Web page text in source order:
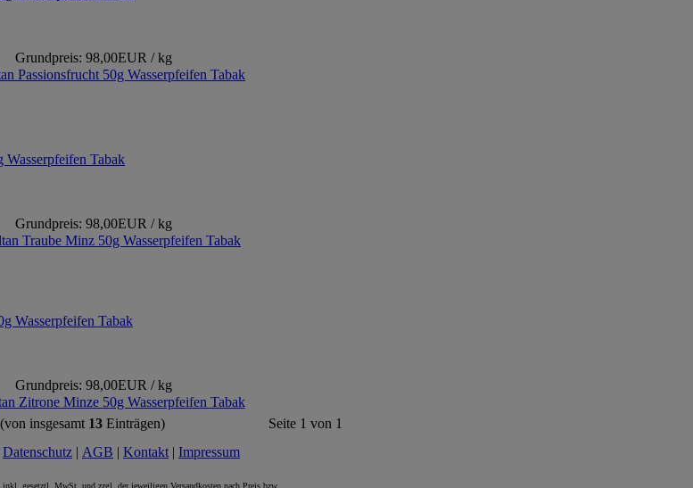
Grundpreis: 98,00EUR / kg
Tabak
Grundpreis: 98,00EUR / kg
Wasserpfeifen Tabak
Grundpreis: 98,00EUR / kg
(von insgesamt 13 Einträgen)
Seite 1 von 1
Datenschutz | AGB | Kontakt | Impressum
inkl. gesetztl. MwSt. und zzgl. der jeweiligen Versandkosten nach Preis bzw.